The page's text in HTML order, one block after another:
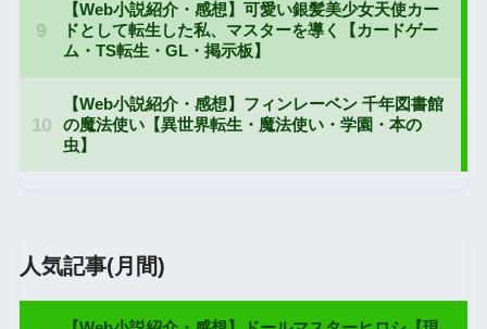
人気記事(月間)